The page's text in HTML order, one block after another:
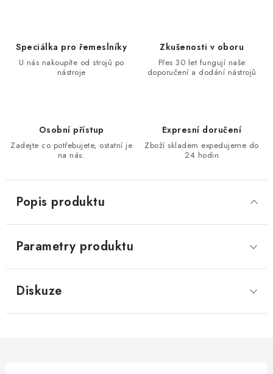
NÁSTROJE PRO ŘEZÁNÍ KOVU
Moje objednávka
Speciálka pro řemeslníky
U nás nakoupíte od strojů po
nástroje
Zkušenosti v oboru
Přes 30 let fungují naše
doporučení a dodání nástrojů
Osobní přístup
Zadejte co potřebujete, ostatní je
na nás.
Expresní doručení
Zboží skladem expedujeme do
24 hodin
Popis produktu
Parametry produktu
Diskuze